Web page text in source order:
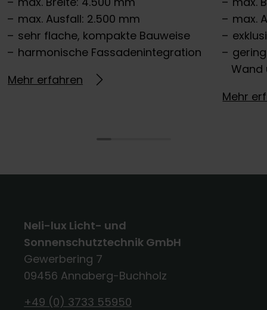
max. Ausfall: 2.500 mm
sehr flache, kompakte Bauweise
harmonische Fassadenintegration
Mehr erfahren
max.
Wand
Mehr
Neli-lux Licht- und
Sonnenschutztechnik GmbH
Gewerbering 7
09456 Annaberg-Buchholz
+49 (0) 3733 55950